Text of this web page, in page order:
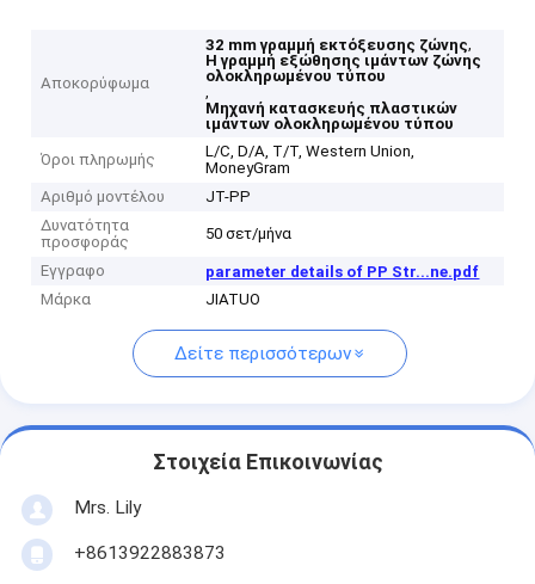
Αποκορύφωμα
32 mm γραμμή εκτόξευσης ζώνης,
Η γραμμή εξώθησης ιμάντων ζώνης
ολοκληρωμένου τύπου
,
Μηχανή κατασκευής πλαστικών
ιμάντων ολοκληρωμένου τύπου
Όροι πληρωμής
L/C, D/A, T/T, Western Union,
MoneyGram
Αριθμό μοντέλου
JT-PP
Δυνατότητα
προσφοράς
50 σετ/μήνα
Εγγραφο
parameter details of PP Str...ne.pdf
Μάρκα
JIATUO
Δείτε περισσότερων
Στοιχεία Επικοινωνίας
Mrs. Lily
+8613922883873